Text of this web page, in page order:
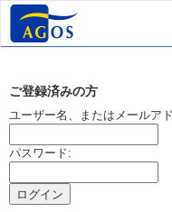
ご登録済みの方
ユーザー名、またはメールア
パスワード: